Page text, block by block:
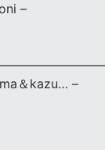
–
＆kazu… –